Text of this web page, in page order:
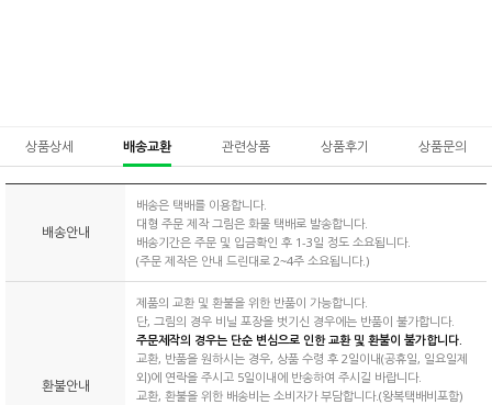
상품상세 배송교환 관련상품 상품후기 상품문의
배송안내
배송은 택배를 이용합니다.
대형 주문 제작 그림은 화물 택배로 발송합니다.
배송기간은 주문 및 입금확인 후 1-3일 정도 소요됩니다.
(주문 제작은 안내 드린대로 2~4주 소요됩니다.)
환불안내
제품의 교환 및 환불을 위한 반품이 가능합니다.
단, 그림의 경우 비닐 포장을 벗기신 경우에는 반품이 불가합니다.
주문제작의 경우는 단순 변심으로 인한 교환 및 환불이 불가합니다.
교환, 반품을 원하시는 경우, 상품 수령 후 2일이내(공휴일, 일요일제
외)에 연락을 주시고 5일이내에 반송하여 주시길 바랍니다.
교환, 환불을 위한 배송비는 소비자가 부담합니다.(왕복택배비포함)